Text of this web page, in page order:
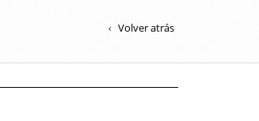
Volver atrás